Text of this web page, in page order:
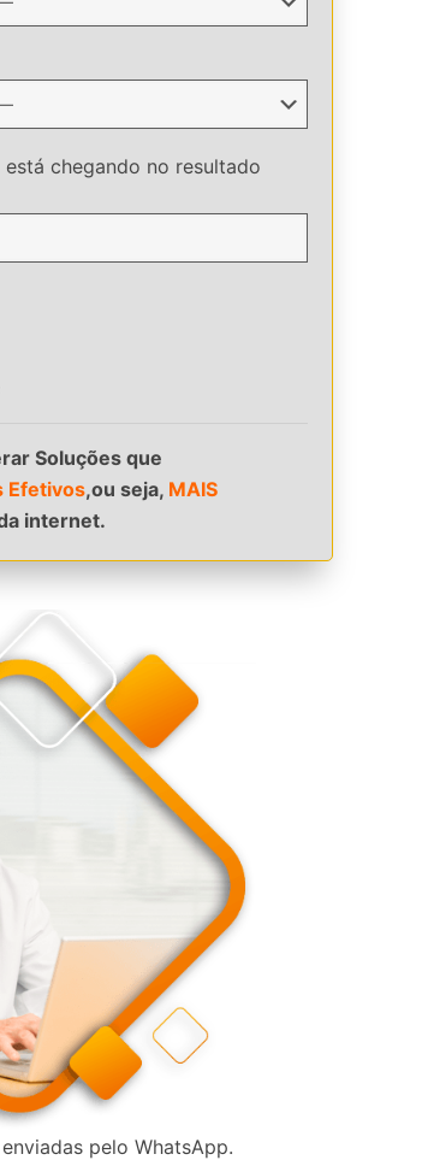
chegando no resultado
Soluções que
Efetivos,ou seja, MAIS
internet.
pelo WhatsApp.